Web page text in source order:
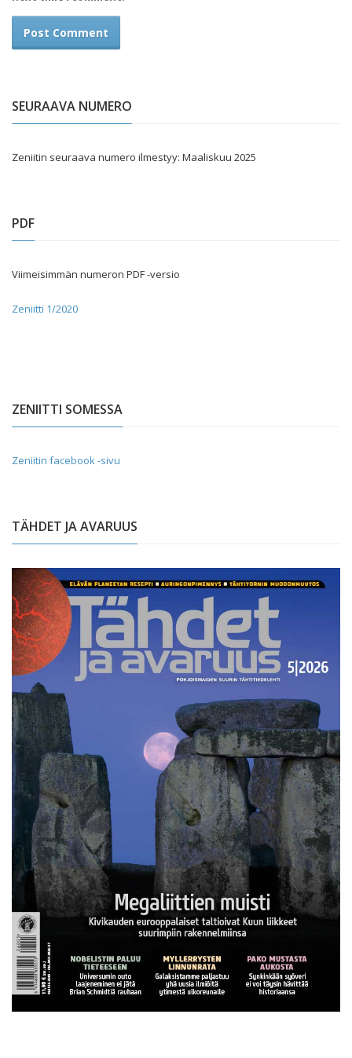
SEURAAVA NUMERO
Zeniitin seuraava numero ilmestyy: Maaliskuu 2025
PDF
Viimeisimmän numeron PDF -versio
Zeniitti 1/2020
ZENIITTI SOMESSA
Zeniitin facebook -sivu
TÄHDET JA AVARUUS